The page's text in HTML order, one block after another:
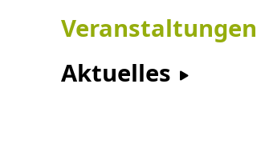
Veranstaltungen
Aktuelles